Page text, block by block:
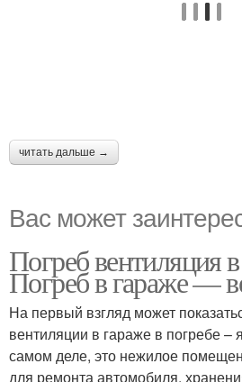
читать дальше →
Вас может
Погреб вентиляция
Погреб в гараже —
На первый взгляд может
вентиляции в гараже в погребе –
самом деле, это нежилое
для ремонта автомобиля,